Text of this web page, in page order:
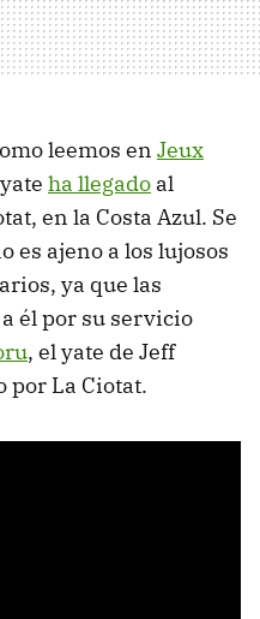
leemos en Jeux
ha llegado al
en la Costa Azul. Se
es ajeno a los lujosos
ya que las
él por su servicio
, el yate de Jeff
por La Ciotat.